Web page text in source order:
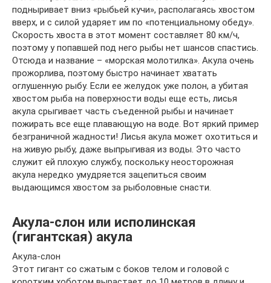
подныривает вниз «рыбьей кучи», располагаясь хвостом
вверх, и с силой ударяет им по «потенциальному обеду».
Скорость хвоста в этот момент составляет 80 км/ч,
поэтому у попавшей под него рыбы нет шансов спастись.
Отсюда и название – «морская молотилка». Акула очень
прожорлива, поэтому быстро начинает хватать
оглушенную рыбу. Если ее желудок уже полон, а убитая
хвостом рыба на поверхности воды еще есть, лисья
акула срыгивает часть съеденной рыбы и начинает
пожирать все еще плавающую на воде. Вот яркий пример
безграничной жадности! Лисья акула может охотиться и
на живую рыбу, даже выпрыгивая из воды. Это часто
служит ей плохую службу, поскольку неосторожная
акула нередко умудряется зацепиться своим
выдающимся хвостом за рыболовные снасти.
Акула-слон или исполинская
(гигантская) акула
Акула-слон
Этот гигант со сжатым с боков телом и головой с